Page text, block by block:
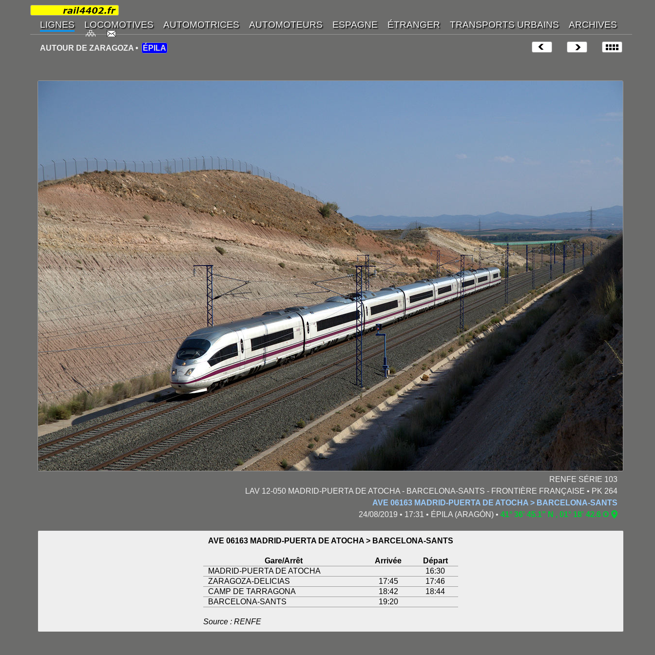
AUTOUR DE ZARAGOZA • ÉPILA
RENFE SÉRIE 103
LAV 12-050 MADRID-PUERTA DE ATOCHA - BARCELONA-SANTS - FRONTIÈRE FRANÇAISE • PK 264
AVE 06163 MADRID-PUERTA DE ATOCHA > BARCELONA-SANTS
24/08/2019 • 17:31 • ÉPILA (ARAGÓN) • 41° 36' 45.1" N , 01° 18' 42.6 O
AVE 06163 MADRID-PUERTA DE ATOCHA > BARCELONA-SANTS
Gare/Arrêt Arrivée
Départ
MADRID-PUERTA DE ATOCHA
16:30
ZARAGOZA-DELICIAS
17:45
17:46
CAMP DE TARRAGONA
18:42
18:44
BARCELONA-SANTS
19:20
Source : RENFE